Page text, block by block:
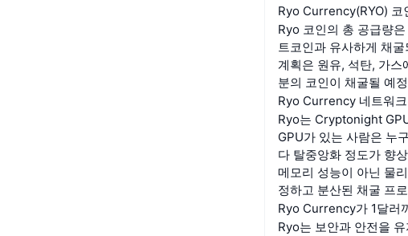
Ryo Currency(RYO) 코
Ryo 코인의 총 공급량
트코인과 유사하게 채
계획은 원유, 석탄, 가
분의 코인이 채굴될 예
Ryo Currency 네트워
Ryo는 Cryptonight
GPU가 있는 사람은 누
다 탈중앙화 정도가 향
메모리 성능이 아닌 물
정하고 분산된 채굴 프
Ryo Currency가 1달러
Ryo는 보안과 안전을